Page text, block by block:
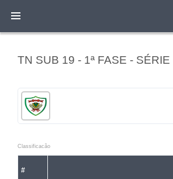
TN SUB 19 - 1ª FASE - SÉRIE
Classificacão
#